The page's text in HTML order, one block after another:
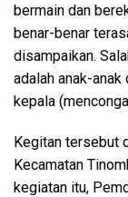
bermain dan
benar-benar
disampaikan.
adalah anak-
kepala
Kegitan tersebut
Kecamatan
kegiatan itu,